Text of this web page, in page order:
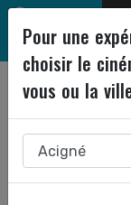
Pour une
choisir le
vous ou la